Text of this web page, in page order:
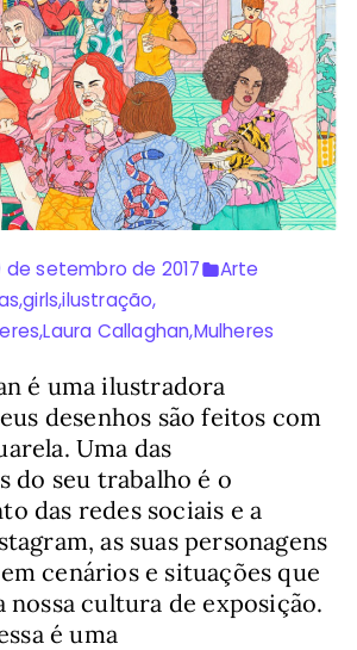
de setembro de 2017
Arte
,girls,ilustração,
,Laura Callaghan,Mulheres
é uma ilustradora
desenhos são feitos com
Uma das
do seu trabalho é o
das redes sociais e a
as suas personagens
cenários e situações que
nossa cultura de exposição.
é uma